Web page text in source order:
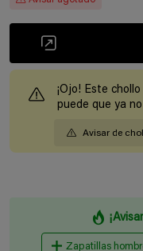
¡Ojo! Este
puede que ya
Avisar de
Zapatillas